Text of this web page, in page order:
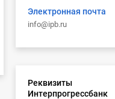
Электронная почта
info@ipb.ru
Реквизиты
Интерпрогрессбанк